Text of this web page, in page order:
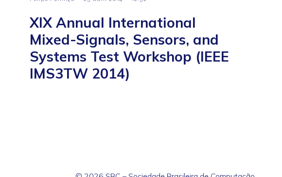
XIX Annual International
Mixed-Signals, Sensors, and
Systems Test Workshop (IEEE
IMS3TW 2014)